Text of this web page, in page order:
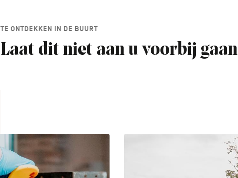
TE ONTDEKKEN IN DE BUURT
Laat dit niet aan u voorbij gaan